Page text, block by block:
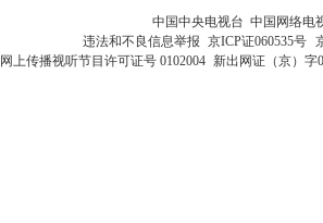
中国中央电视台 中国网络电
违法和不良信息举报 京ICP证060535号
网上传播视听节目许可证号 0102004 新出网证（京）